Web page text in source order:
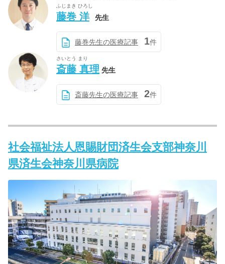
ふじまき ひろし
藤巻 洋 先生
藤巻先生の医療記事 1件
さいとう まり
斎藤 真理 先生
斎藤先生の医療記事 2件
社会福祉法人恩賜財団済生会支部神奈川
県済生会神奈川県病院